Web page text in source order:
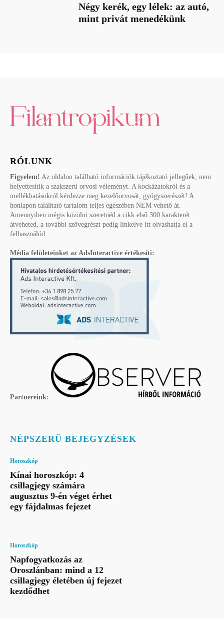
Négy kerék, egy lélek: az autó,
mint privát menedékünk
RÓLUNK
Figyelem! Az oldalon található információk tájékoztató jellegűek, nem
helyettesítik a szakszerű orvosi véleményt. A kockázatokról és a
mellékhatásokról kérdezze meg kezelőorvosát, gyógyszerészét! A
honlapon található tartalom teljes egészében NEM vehető át.
Amennyiben mégis közölni szeretnéd a cikk első 300 karakterét
átveheted, a további szövegrészt pedig linkelve itt olvashatja el a
felhasználód.
Média felületeinket az AdsInteractive értékesíti:
Partnereink:
NÉPSZERŰ BEJEGYZÉSEK
Horoszkóp
Kínai horoszkóp: 4
csillagjegy számára
augusztus 9-én véget érhet
egy fájdalmas fejezet
Horoszkóp
Napfogyatkozás az
Oroszlánban: mind a 12
csillagjegy életében új fejezet
kezdődhet